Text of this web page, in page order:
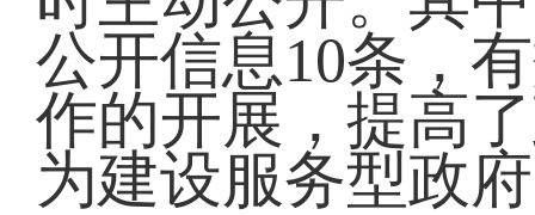
公开信息10条，
作的开展，提高
为建设服务型政